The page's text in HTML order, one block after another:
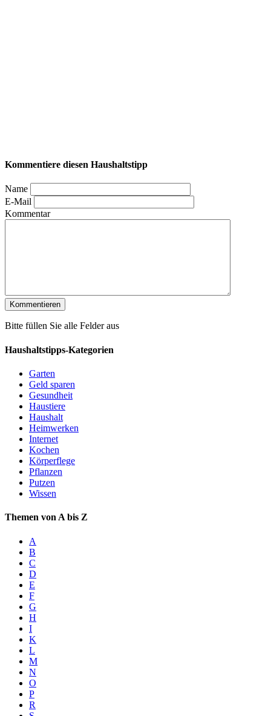
Kommentiere diesen Haushaltstipp
Name
E-Mail
Kommentar
Bitte füllen Sie alle Felder aus
Haushaltstipps-Kategorien
Garten
Geld sparen
Gesundheit
Haustiere
Haushalt
Heimwerken
Internet
Kochen
Körperflege
Pflanzen
Putzen
Wissen
Themen von A bis Z
A
B
C
D
E
F
G
H
I
K
L
M
N
O
P
R